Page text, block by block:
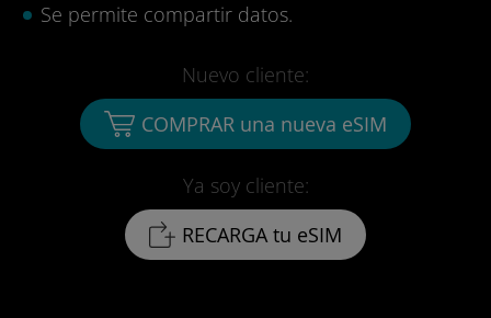
Se permite compartir datos.
Ya soy cliente:
RECARGA tu eSIM
Nuevo cliente:
COMPRAR una nueva eSIM